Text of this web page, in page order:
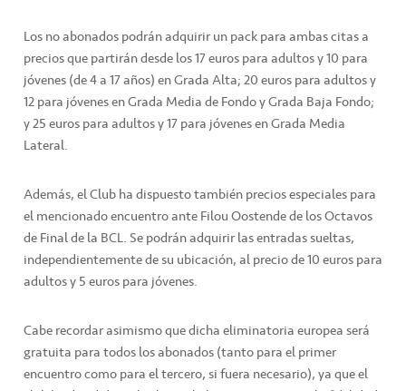
Los no abonados podrán adquirir un pack para ambas citas a
precios que partirán desde los 17 euros para adultos y 10 para
jóvenes (de 4 a 17 años) en Grada Alta; 20 euros para adultos y
12 para jóvenes en Grada Media de Fondo y Grada Baja Fondo;
y 25 euros para adultos y 17 para jóvenes en Grada Media
Lateral.
Además, el Club ha dispuesto también precios especiales para
el mencionado encuentro ante Filou Oostende de los Octavos
de Final de la BCL. Se podrán adquirir las entradas sueltas,
independientemente de su ubicación, al precio de 10 euros para
adultos y 5 euros para jóvenes.
Cabe recordar asimismo que dicha eliminatoria europea será
gratuita para todos los abonados (tanto para el primer
encuentro como para el tercero, si fuera necesario), ya que el